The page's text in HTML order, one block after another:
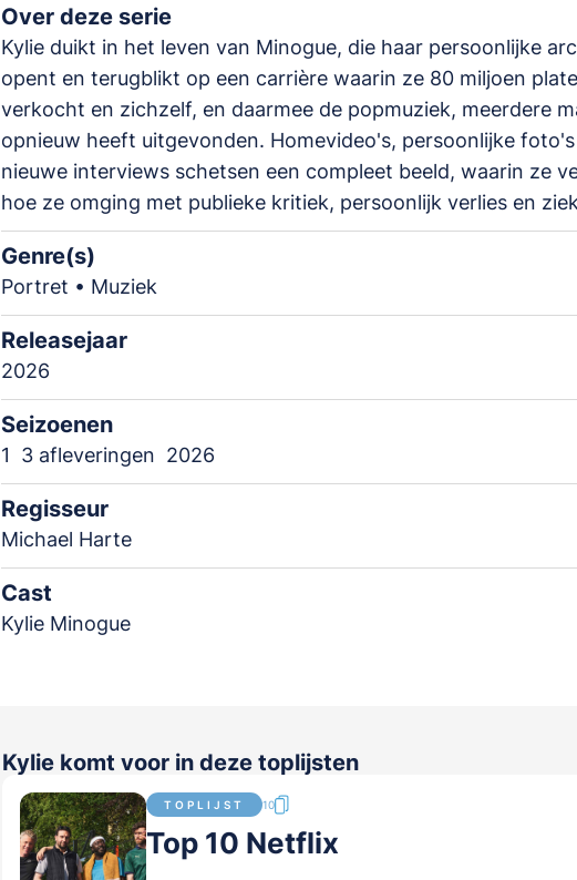
Over deze serie
Kylie duikt in het leven van Minogue, die haar persoonlijke
opent en terugblikt op een carrière waarin ze 80 miljoen
verkocht en zichzelf, en daarmee de popmuziek, meerdere
opnieuw heeft uitgevonden. Homevideo's, persoonlijke
nieuwe interviews schetsen een compleet beeld, waarin ze
hoe ze omging met publieke kritiek, persoonlijk verlies en
Genre(s)
Portret • Muziek
Releasejaar
2026
Seizoenen
1 3 afleveringen 2026
Regisseur
Michael Harte
Cast
Kylie Minogue
Kylie komt voor in deze toplijsten
TOPLIJST 10
Top 10 Netflix